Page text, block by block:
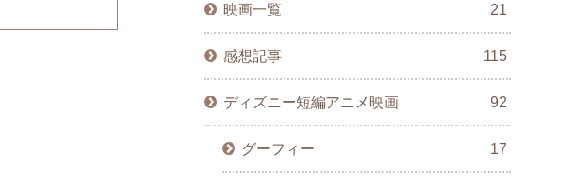
映画一覧 21
感想記事 115
ディズニー短編アニメ映画 92
グーフィー 17